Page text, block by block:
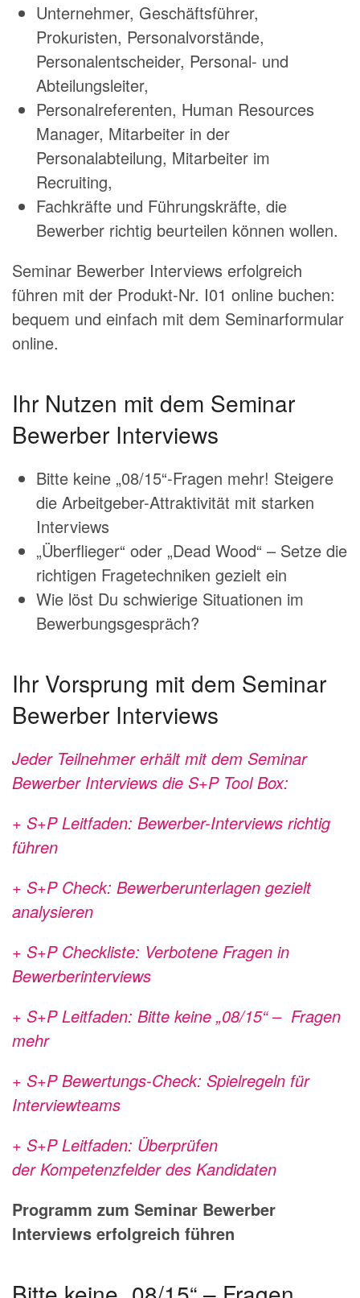
Unternehmer, Geschäftsführer,
Prokuristen, Personalvorstände,
Personalentscheider, Personal- und
Abteilungsleiter,
Personalreferenten, Human Resources
Manager, Mitarbeiter in der
Personalabteilung, Mitarbeiter im
Recruiting,
Fachkräfte und Führungskräfte, die
Bewerber richtig beurteilen können wollen.
Seminar Bewerber Interviews erfolgreich
führen mit der Produkt-Nr. I01 online buchen:
bequem und einfach mit dem Seminarformular
online.
Ihr Nutzen mit dem Seminar
Bewerber Interviews
Bitte keine „08/15“-Fragen mehr! Steigere
die Arbeitgeber-Attraktivität mit starken
Interviews
„Überflieger“ oder „Dead Wood“ – Setze die
richtigen Fragetechniken gezielt ein
Wie löst Du schwierige Situationen im
Bewerbungsgespräch?
Ihr Vorsprung mit dem Seminar
Bewerber Interviews
Jeder Teilnehmer erhält mit dem Seminar
Bewerber Interviews die S+P Tool Box:
+ S+P Leitfaden: Bewerber-Interviews richtig
führen
+ S+P Check: Bewerberunterlagen gezielt
analysieren
+ S+P Checkliste: Verbotene Fragen in
Bewerberinterviews
+ S+P Leitfaden: Bitte keine „08/15“ – Fragen
mehr
+ S+P Bewertungs-Check: Spielregeln für
Interviewteams
+ S+P Leitfaden: Überprüfen
der Kompetenzfelder des Kandidaten
Programm zum Seminar Bewerber
Interviews erfolgreich führen